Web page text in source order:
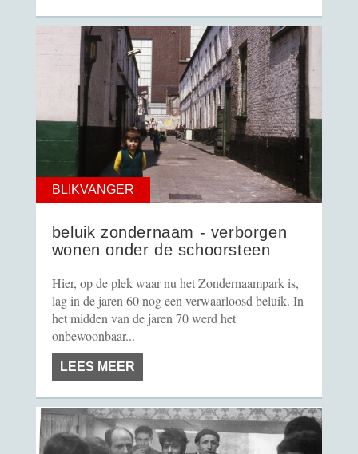
BLIKVANGER
beluik zondernaam - verborgen
wonen onder de schoorsteen
Hier, op de plek waar nu het Zondernaampark is,
lag in de jaren 60 nog een verwaarloosd beluik. In
het midden van de jaren 70 werd het
onbewoonbaar...
LEES MEER